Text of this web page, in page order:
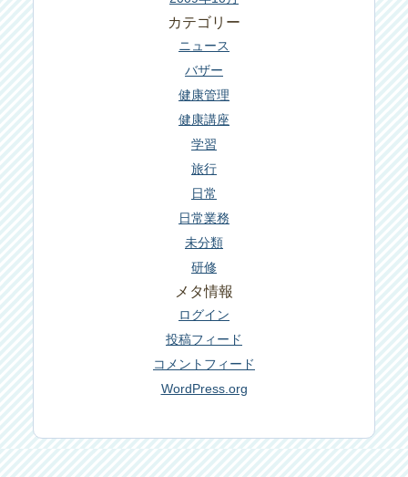
カテゴリー
ニュース
バザー
健康管理
健康講座
学習
旅行
日常
日常業務
未分類
研修
メタ情報
ログイン
投稿フィード
コメントフィード
WordPress.org